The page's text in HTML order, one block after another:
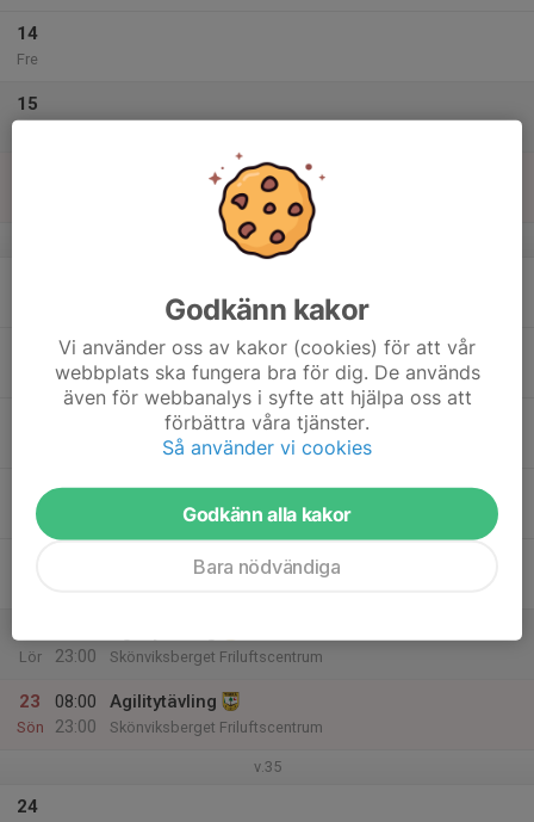
14
Fre
15
v.34
14:00
20:00
Privat uthyrt
Klubbstugan
Tor
Agilitytävling
Lör
23:00
Skönviksberget Friluftscentrum
23
Sön
08:00
23:00
Agilitytävling
Skönviksberget Friluftscentrum
v.35
24
Godkänn kakor
Vi använder oss av kakor (cookies) för att vår
webbplats ska fungera bra för dig. De används
även för webbanalys i syfte att hjälpa oss att
förbättra våra tjänster.
Så använder vi cookies
Godkänn alla kakor
Bara nödvändiga